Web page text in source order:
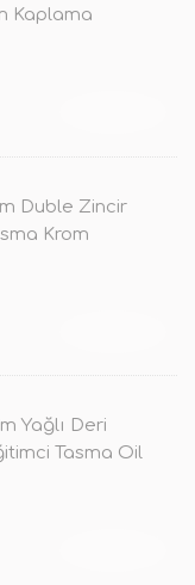
Kaplama
Duble Zincir
Krom
Yağlı Deri
Tasma Oil